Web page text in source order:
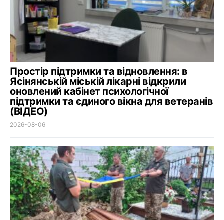
Простір підтримки та відновлення: в
Ясінянській міській лікарні відкрили
оновлений кабінет психологічної
підтримки та єдиного вікна для ветеранів
(ВІДЕО)
2026-08-06